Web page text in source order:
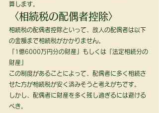
算します。
〈相続税の配偶者控除〉
相続税の配偶者控除といって、故人の配偶者は以下
の金額まで相続税がかかりません。
『1億6000万円分の財産』もしくは『法定相続分の
財産』
この制度があることによって、配偶者に多く相続さ
せた方が相続税が安く済みそうと考えがちです。
しかし、配偶者に財産を多く残し過ぎるには避ける
べき。